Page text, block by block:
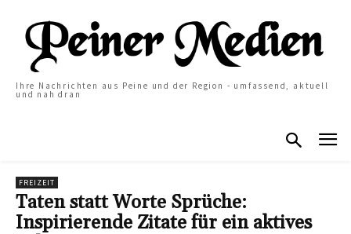
Ihre Nachrichten aus Peine und der Region - umfassend, aktuell
und nah dran
FREIZEIT
Taten statt Worte Sprüche:
Inspirierende Zitate für ein aktives